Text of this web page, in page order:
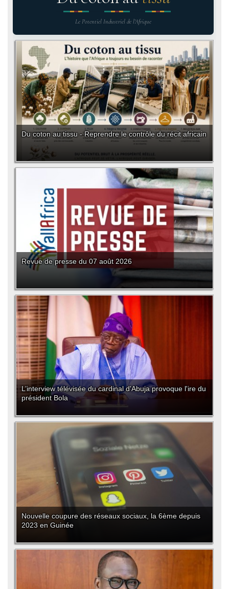
Le Potentiel Industriel de l'Afrique
Du coton au tissu - Reprendre le contrôle du récit africain
Revue de presse du 07 août 2026
L’interview télévisée du cardinal d'Abuja provoque l'ire du
président Bola
Nouvelle coupure des réseaux sociaux, la 6ème depuis
2023 en Guinée